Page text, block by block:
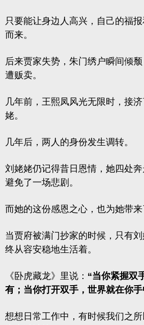
只要能让身边人高兴，自己的福
而来。
后来贾家失势，朱门绣户瞬间倾
遭贩卖。
几年前，王熙凤风光无限时，接
姥。
几年后，两人的身份发生调转。
刘姥姥仍记得昔日恩情，她四处
避免了一场悲剧。
而她的这份感恩之心，也为她带
当贾府被满门抄家的时候，只有
终从容安稳地生活着。
《卧虎藏龙》里说： “当你紧握双
有；当你打开双手，世界就在你手
想想日常工作中，有时候我们之